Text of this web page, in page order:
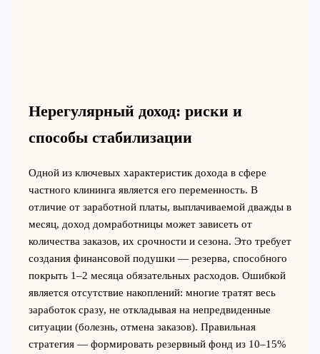
Нерегулярный доход: риски и
способы стабилизации
Одной из ключевых характеристик дохода в сфере
частного клининга является его переменность. В
отличие от заработной платы, выплачиваемой дважды в
месяц, доход домработницы может зависеть от
количества заказов, их срочности и сезона. Это требует
создания финансовой подушки — резерва, способного
покрыть 1–2 месяца обязательных расходов. Ошибкой
является отсутствие накоплений: многие тратят весь
заработок сразу, не откладывая на непредвиденные
ситуации (болезнь, отмена заказов). Правильная
стратегия — формировать резервный фонд из 10–15%